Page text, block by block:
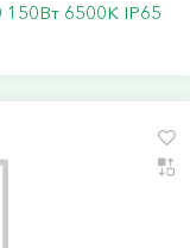
150Вт 6500К IP65